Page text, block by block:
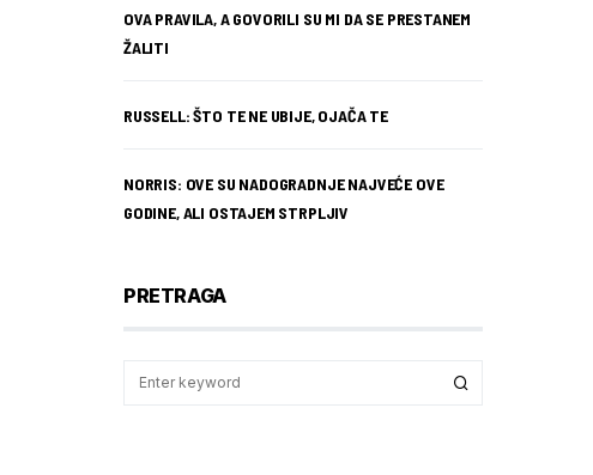
OVA PRAVILA, A GOVORILI SU MI DA SE PRESTANEM
ŽALITI
RUSSELL: ŠTO TE NE UBIJE, OJAČA TE
NORRIS: OVE SU NADOGRADNJE NAJVEĆE OVE
GODINE, ALI OSTAJEM STRPLJIV
PRETRAGA